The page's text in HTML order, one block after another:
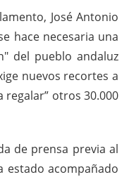
José Antonio
hace necesaria una
del pueblo andaluz
nuevos recortes a
regalar” otros 30.000
de prensa previa al
estado acompañado